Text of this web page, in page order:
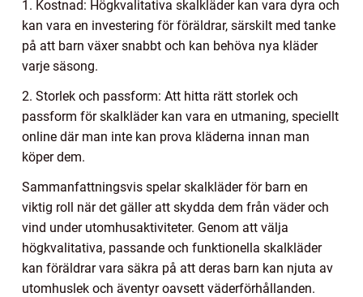
1. Kostnad: Högkvalitativa skalkläder kan vara dyra och
kan vara en investering för föräldrar, särskilt med tanke
på att barn växer snabbt och kan behöva nya kläder
varje säsong.
2. Storlek och passform: Att hitta rätt storlek och
passform för skalkläder kan vara en utmaning, speciellt
online där man inte kan prova kläderna innan man
köper dem.
Sammanfattningsvis spelar skalkläder för barn en
viktig roll när det gäller att skydda dem från väder och
vind under utomhusaktiviteter. Genom att välja
högkvalitativa, passande och funktionella skalkläder
kan föräldrar vara säkra på att deras barn kan njuta av
utomhuslek och äventyr oavsett väderförhållanden.